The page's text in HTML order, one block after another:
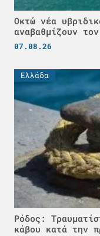
Οκτώ νέα
αναβαθμίζουν
07.08.26
Ελλάδα
Ρόδος:
κάβου κατά την